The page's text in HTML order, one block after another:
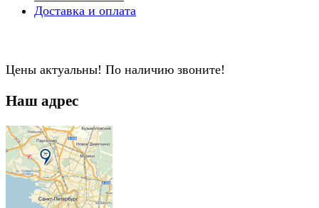
Доставка и оплата
Цены актуальны! По наличию звоните!
Наш адрес